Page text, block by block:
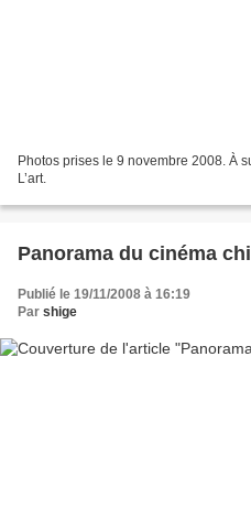
Photos prises le 9 novembre 2008. À
L’art.
Panorama du cinéma
Publié le 19/11/2008 à 16:19
Par shige